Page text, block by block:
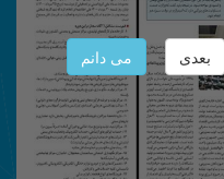
بعدی می دانم